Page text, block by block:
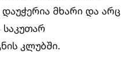
მხარი და არც
საკუთარ
კლუბში.